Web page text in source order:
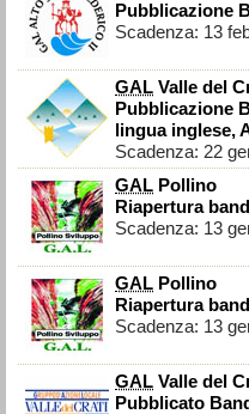
Pubblicazione
Scadenza: 13
GAL Valle del
Pubblicazione
lingua inglese,
Scadenza: 22
GAL Pollino
Riapertura
Scadenza: 13
GAL Pollino
Riapertura
Scadenza: 13
GAL Valle del
Pubblicato